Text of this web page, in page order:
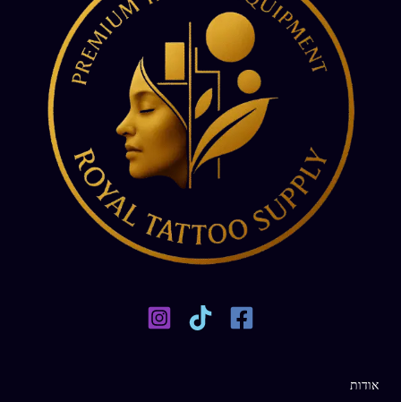
אודות